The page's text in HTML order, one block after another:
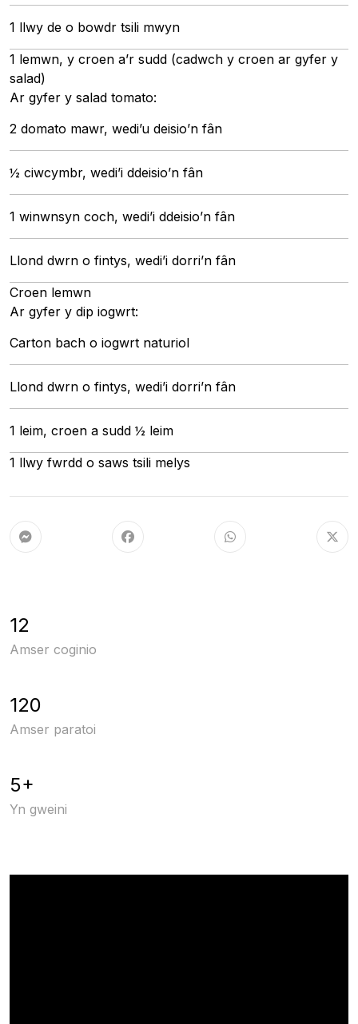
1 llwy de o bowdr tsili mwyn
1 lemwn, y croen a’r sudd (cadwch y croen ar gyfer y
salad)
Ar gyfer y salad tomato:
2 domato mawr, wedi’u deisio’n fân
½ ciwcymbr, wedi’i ddeisio’n fân
1 winwnsyn coch, wedi’i ddeisio’n fân
Llond dwrn o fintys, wedi’i dorri’n fân
Croen lemwn
Ar gyfer y dip iogwrt:
Carton bach o iogwrt naturiol
Llond dwrn o fintys, wedi’i dorri’n fân
1 leim, croen a sudd ½ leim
1 llwy fwrdd o saws tsili melys
12
Amser coginio
120
Amser paratoi
5+
Yn gweini